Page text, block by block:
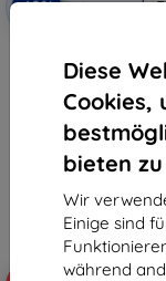
Diese
Cookies,
bieten
Wir
Einige sind
während
-10%
mit
für Xiaomi
8,90 €
8,01 €
Auf Lager > 5